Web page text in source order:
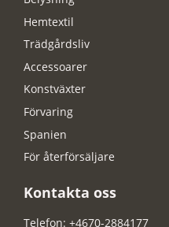
Hemtextil
Trädgårdsliv
Accessoarer
Konstväxter
Förvaring
Spanien
För återförsäljare
Kontakta oss
Telefon: +4670-2884177